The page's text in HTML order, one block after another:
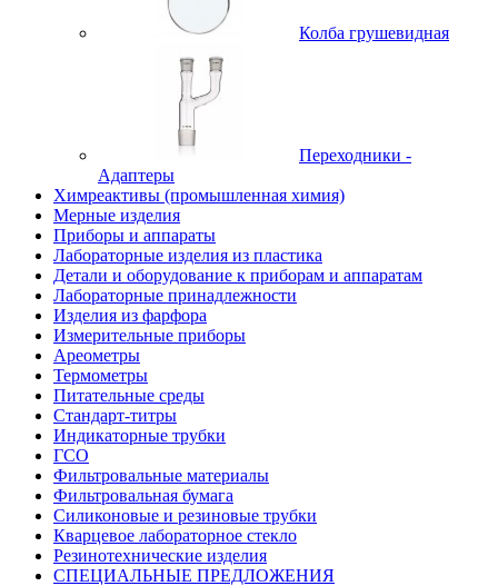
Колба грушевидная
Переходники -
Адаптеры
Химреактивы (промышленная химия)
Мерные изделия
Приборы и аппараты
Лабораторные изделия из пластика
Детали и оборудование к приборам и аппаратам
Лабораторные принадлежности
Изделия из фарфора
Измерительные приборы
Ареометры
Термометры
Питательные среды
Стандарт-титры
Индикаторные трубки
ГСО
Фильтровальные материалы
Фильтровальная бумага
Силиконовые и резиновые трубки
Кварцевое лабораторное стекло
Резинотехнические изделия
СПЕЦИАЛЬНЫЕ ПРЕДЛОЖЕНИЯ